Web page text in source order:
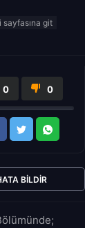
0 0
BILDIR